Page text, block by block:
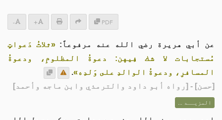
PDF
+
-
عن أبي هريرة رضي الله عنه مرفوعاً: «ثلاثُ دَعواتٍ
مُستجابات لا شك فِيهن: دعوةُ المظلومِ، ودعوةُ
المسافرِ، ودعوةُ الوالدِ على وَلدِه».
[حسن] - [رواه أبو داود والترمذي وابن ماجه وأحمد]
المزيــد ...